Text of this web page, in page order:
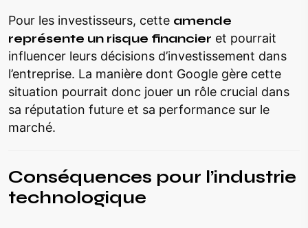
Pour les investisseurs, cette amende
représente un risque financier et pourrait
influencer leurs décisions d’investissement dans
l’entreprise. La manière dont Google gère cette
situation pourrait donc jouer un rôle crucial dans
sa réputation future et sa performance sur le
marché.
Conséquences pour l’industrie
technologique